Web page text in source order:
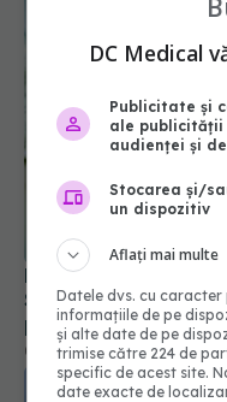
Răsturnare de
Scanările PET arată
provine din
03 iun 2026, 22:38
DC Medical
Publicitate și
ale publicității
audienței și
Stocarea și/
un dispozitiv
Aflați mai multe
Datele dvs. cu
informațiile de pe
și alte date de pe
trimise către 224 de
specific de acest site.
date exacte de